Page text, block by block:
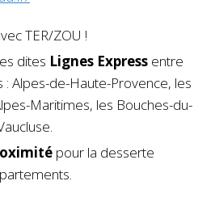
TER/ZOU !
dites Lignes Express entre
Alpes-de-Haute-Provence, les
Maritimes, les Bouches-du-
pour la desserte